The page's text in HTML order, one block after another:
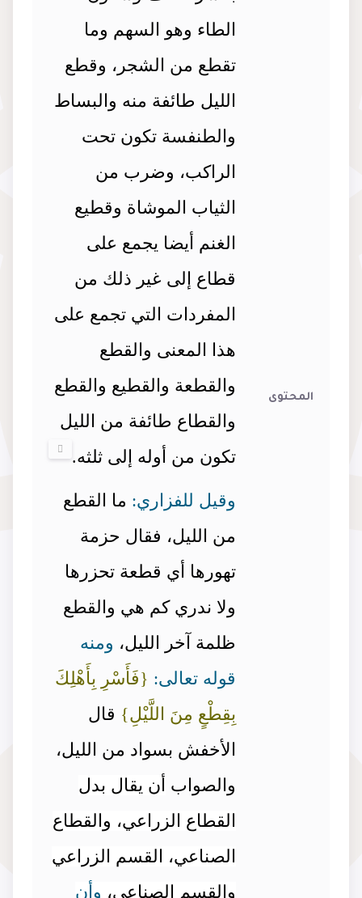
المحتوى
الطاء وهو السهم وما
تقطع من الشجر، وقطع
الليل طائفة منه والبساط
والطنفسة تكون تحت
الراكب، وضرب من
الثياب الموشاة وقطيع
الغنم أيضا يجمع على
قطاع إلى غير ذلك من
المفردات التي تجمع على
هذا المعنى والقطع
والقطعة والقطيع والقطع
والقطاع طائفة من الليل
تكون من أوله إلى ثلثه.
وقيل للفزاري: ما القطع
من الليل، فقال حزمة
تهورها أي قطعة تحزرها
ولا ندري كم هي والقطع
ظلمة آخر الليل، ومنه
قوله تعالى: {فَأَسْرِ بِأَهْلِكَ
بِقِطْعٍ مِنَ اللَّيْلِ} قال
الأخفش بسواد من الليل،
والصواب أن يقال بدل
القطاع الزراعي، والقطاع
الصناعي، القسم الزراعي
والقسم الصناعي، وأن